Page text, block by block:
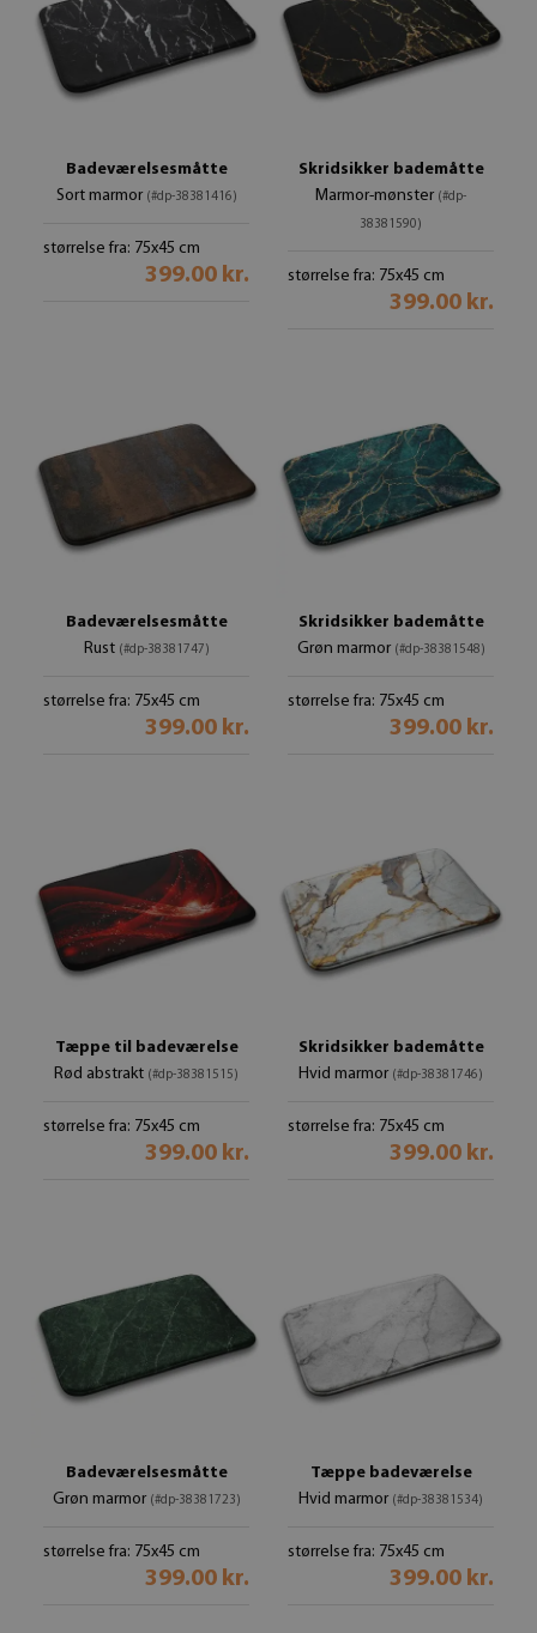
Badeværelsesmåtte
Sort marmor (#dp-38381416)
størrelse fra: 75x45 cm
399.00 kr.
Skridsikker bademåtte
Marmor-mønster (#dp-
38381590)
størrelse fra: 75x45 cm
399.00 kr.
Badeværelsesmåtte
Rust (#dp-38381747)
størrelse fra: 75x45 cm
399.00 kr.
Skridsikker bademåtte
Grøn marmor (#dp-38381548)
størrelse fra: 75x45 cm
399.00 kr.
Tæppe til badeværelse
Rød abstrakt (#dp-38381515)
størrelse fra: 75x45 cm
399.00 kr.
Skridsikker bademåtte
Hvid marmor (#dp-38381746)
størrelse fra: 75x45 cm
399.00 kr.
Badeværelsesmåtte
Grøn marmor (#dp-38381723)
størrelse fra: 75x45 cm
399.00 kr.
Tæppe badeværelse
Hvid marmor (#dp-38381534)
størrelse fra: 75x45 cm
399.00 kr.